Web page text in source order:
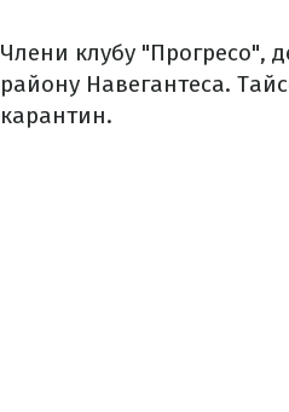
Члени клубу "Прогресо",
району Навегантеса.
карантин.